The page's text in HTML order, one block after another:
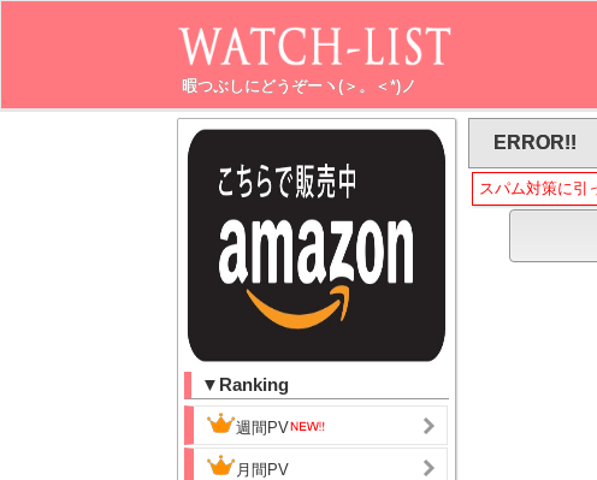
暇つぶしにどうぞーヽ(＞。＜*)ノ
▼Ranking
週間PV
月間PV
ERROR!!
スパム対策に引